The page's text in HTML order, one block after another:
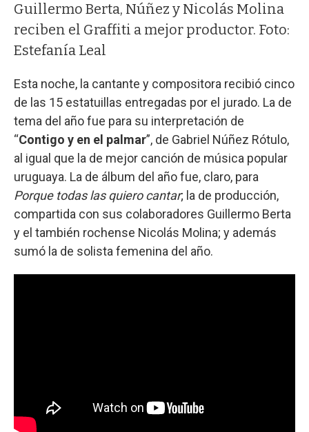
Guillermo Berta, Núñez y Nicolás Molina
reciben el Graffiti a mejor productor. Foto:
Estefanía Leal
Esta noche, la cantante y compositora recibió cinco
de las 15 estatuillas entregadas por el jurado. La de
tema del año fue para su interpretación de
“Contigo y en el palmar”, de Gabriel Núñez Rótulo,
al igual que la de mejor canción de música popular
uruguaya. La de álbum del año fue, claro, para
Porque todas las quiero cantar; la de producción,
compartida con sus colaboradores Guillermo Berta
y el también rochense Nicolás Molina; y además
sumó la de solista femenina del año.